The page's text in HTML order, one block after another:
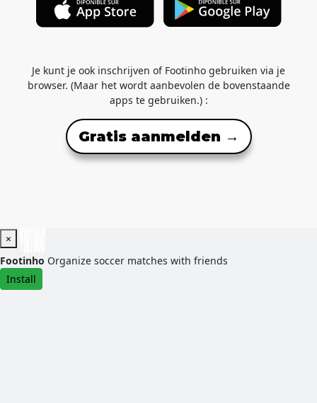
Je kunt je ook inschrijven of Footinho gebruiken via je
browser. (Maar het wordt aanbevolen de bovenstaande
apps te gebruiken.) :
Gratis aanmelden →
×
Footinho Organize soccer matches with friends
Install